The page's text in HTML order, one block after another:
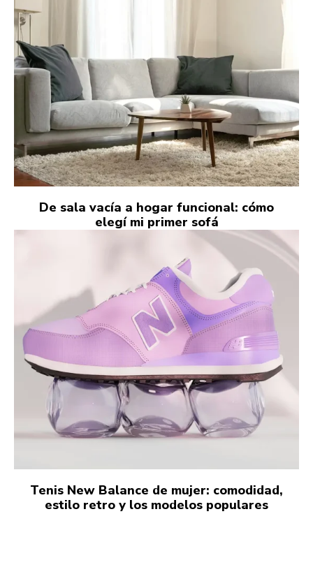
De sala vacía a hogar funcional: cómo
elegí mi primer sofá
Tenis New Balance de mujer: comodidad,
estilo retro y los modelos populares